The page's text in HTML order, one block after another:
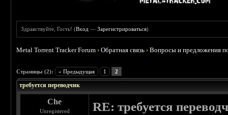
Здравствуйте, Гость! (Вход —Зарегистрироваться)
Metal Torrent Tracker Forum ›Обратная связь ›Вопросы и предложения
Страницы (2): « Предыдущая 1 2
требуется переводчик
Che
Unregistered RE: требуется